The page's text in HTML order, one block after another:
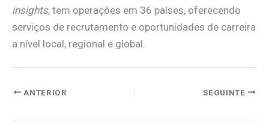
insights, tem operações em 36 países, oferecendo
serviços de recrutamento e oportunidades de carreira
a nível local, regional e global.
ANTERIOR SEGUINTE